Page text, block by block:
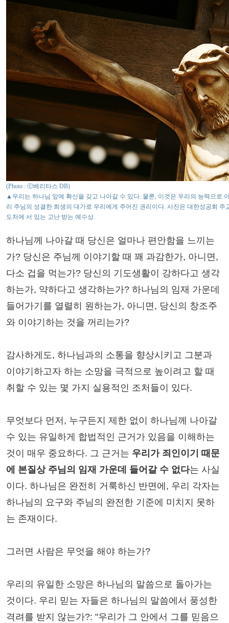
(Photo : ⓒ베리타스 DB)
▲우리는 하나님 앞에 확신을 갖고 나아갈 수 있다. 물론, 이것은 우리의 능력으로
리 주님의 성결한 희생의 대가로 우리에게 주어진 권리이다. 사진은 대한성공회 주
도처에 서 있는 고난 받는 예수상.
하나님께 나아갈 때 당신은 얼마나 편안함을 느끼는
가? 당신은 주님께 이야기할 때 꽤 과감한가, 아니면,
다소 겁을 먹는가? 당신의 기도생활이 강하다고 생각
하는가, 약하다고 생각하는가? 하나님의 임재 가운데
들어가기를 열렬히 원하는가, 아니면, 당신의 창조주
와 이야기하는 것을 꺼리는가?
감사하게도, 하나님과의 소통을 향상시키고 그분과
이야기하고자 하는 소망을 극적으로 높이려고 할 때
취할 수 있는 몇 가지 실용적인 조처들이 있다.
무엇보다 먼저, 누구든지 제한 없이 하나님께 나아갈
수 있는 유일하게 합법적인 근거가 있음을 이해하는
것이 매우 중요하다. 그 근거는 우리가 죄인이기 때문
에 본질상 주님의 임재 가운데 들어갈 수 없다는 사실
이다. 하나님은 완전히 거룩하신 반면에, 우리 각자는
하나님의 요구와 주님의 완전한 기준에 미치지 못하
는 존재이다.
그러면 사람은 무엇을 해야 하는가?
우리의 유일한 소망은 하나님의 말씀으로 돌아가는
것이다. 우리 믿는 자들은 하나님의 말씀에서 풍성한
격려를 받지 않는가?: "우리가 그 안에서 그를 믿음으